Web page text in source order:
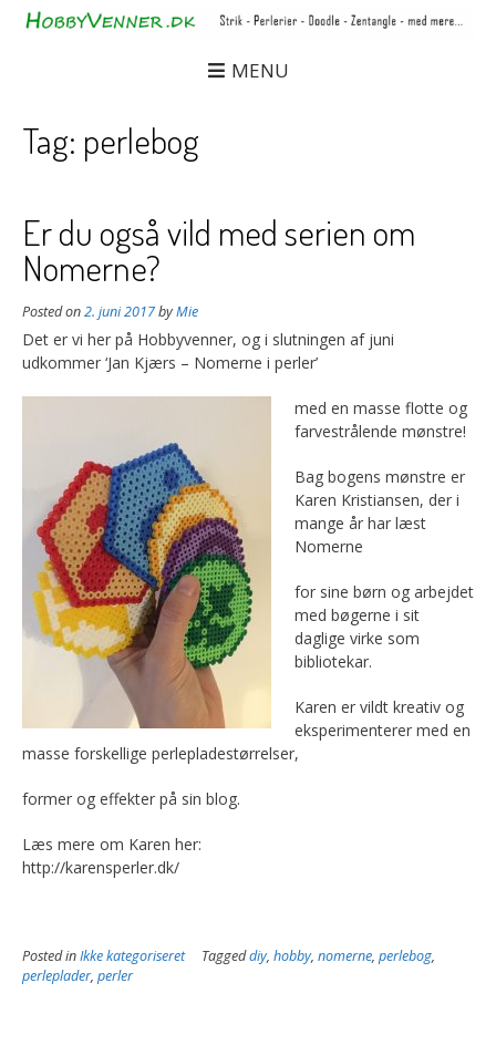
MENU
Tag: perlebog
Er du også vild med serien om
Nomerne?
Posted on2. juni 2017byMie
Det er vi her på Hobbyvenner, og i slutningen af juni
udkommer ‘Jan Kjærs – Nomerne i perler’
med en masse flotte og
farvestrålende mønstre!
Bag bogens mønstre er
Karen Kristiansen, der i
mange år har læst
Nomerne
for sine børn og arbejdet
med bøgerne i sit
daglige virke som
bibliotekar.
Karen er vildt kreativ og
eksperimenterer med en
masse forskellige perlepladestørrelser,
former og effekter på sin blog.
Læs mere om Karen her:
http://karensperler.dk/
Posted inIkke kategoriseret Taggeddiy, hobby, nomerne, perlebog,
perleplader, perler